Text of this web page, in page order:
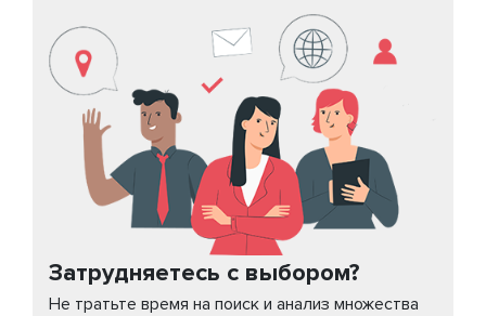
Затрудняетесь с выбором?
Не тратьте время на поиск и анализ множества